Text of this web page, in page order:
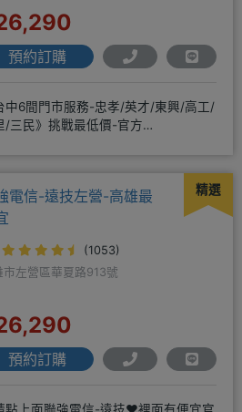
預約訂購
中6間門市服務-忠孝/英才/東興/高工/
/三民》挑戰最低價-官方
精選
電信-遠技左營-高雄最
(1053)
市左營區華夏路913號
預約訂購